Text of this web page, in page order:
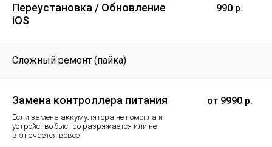
Переустановка / Обновление
iOS
990 р.
Сложный ремонт (пайка)
Замена контроллера питания
Если замена аккумулятора не помогла и
устройство быстро разряжается или не
включается вовсе
от 9990 р.